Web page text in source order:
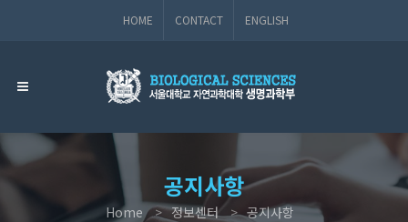
HOME CONTACT ENGLISH
공지사항
Home 정보센터 공지사항